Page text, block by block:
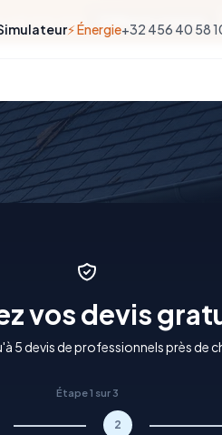
⚡ Énergie+32 456 40 58
soit trop tard.
vos devis
5 devis de professionnels près de
Étape 1 sur 3
2